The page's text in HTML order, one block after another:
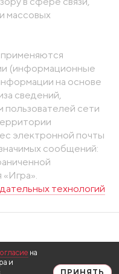
массовых
(информационные
на основе
сведений,
пользователей сети
электронной почты
сообщений:
технологий
на
и
ПРИНЯТЬ